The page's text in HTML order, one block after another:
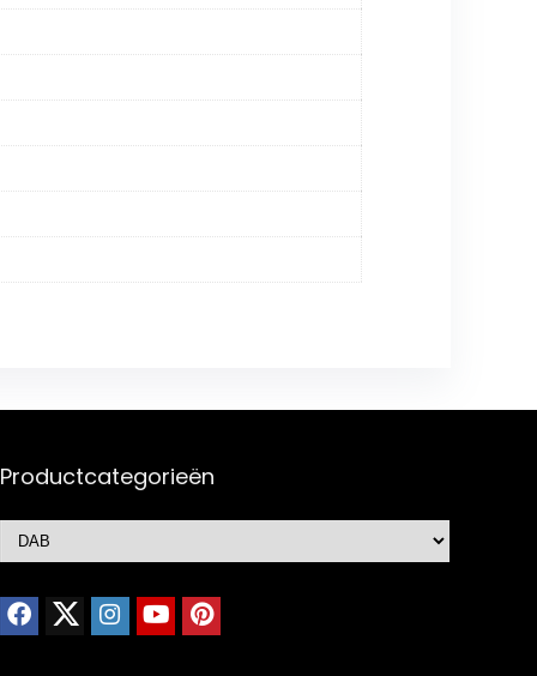
Productcategorieën